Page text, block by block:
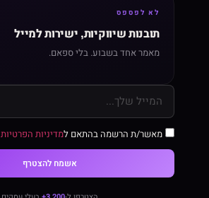
לא לפספס
תובנות שיווקיות, ישירות למייל
מאמר אחד בשבוע. בלי ספאם.
מאשר/ת הרשמה בהתאם למדיניות הפרטיות
אשמח להצטרף